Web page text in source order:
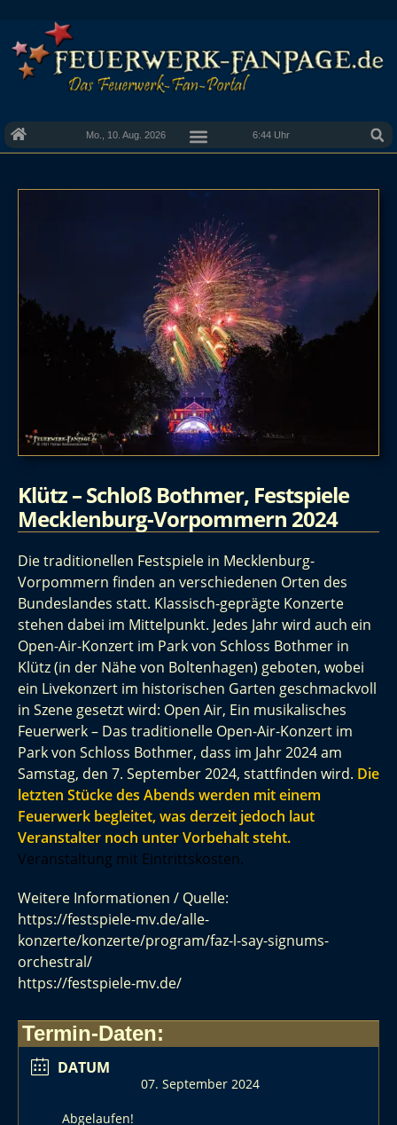
Mo., 10. Aug. 2026 6:44 Uhr
Klütz – Schloß Bothmer, Festspiele
Mecklenburg-Vorpommern 2024
Die traditionellen Festspiele in Mecklenburg-
Vorpommern finden an verschiedenen Orten des
Bundeslandes statt. Klassisch-geprägte Konzerte
stehen dabei im Mittelpunkt. Jedes Jahr wird auch ein
Open-Air-Konzert im Park von Schloss Bothmer in
Klütz (in der Nähe von Boltenhagen) geboten, wobei
ein Livekonzert im historischen Garten geschmackvoll
in Szene gesetzt wird: Open Air, Ein musikalisches
Feuerwerk – Das traditionelle Open-Air-Konzert im
Park von Schloss Bothmer, dass im Jahr 2024 am
Samstag, den 7. September 2024, stattfinden wird. Die
letzten Stücke des Abends werden mit einem
Feuerwerk begleitet, was derzeit jedoch laut
Veranstalter noch unter Vorbehalt steht.
Veranstaltung mit Eintrittskosten.
Weitere Informationen / Quelle:
https://festspiele-mv.de/alle-
konzerte/konzerte/program/faz-l-say-signums-
orchestral/
https://festspiele-mv.de/
Termin-Daten:
DATUM
07. September 2024
Abgelaufen!